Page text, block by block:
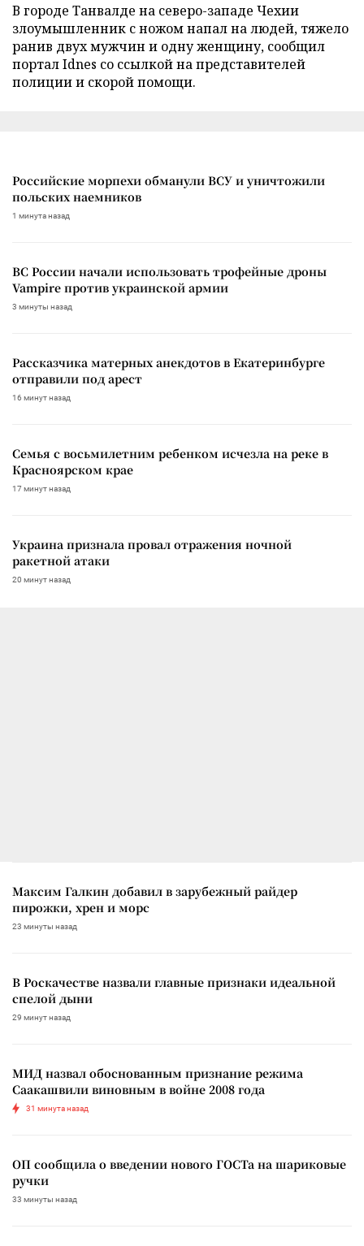
В городе Танвалде на северо-западе Чехии
злоумышленник с ножом напал на людей, тяжело
ранив двух мужчин и одну женщину, сообщил
портал Idnes со ссылкой на представителей
полиции и скорой помощи.
Российские морпехи обманули ВСУ и уничтожили
польских наемников
1 минута назад
ВС России начали использовать трофейные дроны
Vampire против украинской армии
3 минуты назад
Рассказчика матерных анекдотов в Екатеринбурге
отправили под арест
16 минут назад
Семья с восьмилетним ребенком исчезла на реке в
Красноярском крае
17 минут назад
Украина признала провал отражения ночной
ракетной атаки
20 минут назад
Максим Галкин добавил в зарубежный райдер
пирожки, хрен и морс
23 минуты назад
В Роскачестве назвали главные признаки идеальной
спелой дыни
29 минут назад
МИД назвал обоснованным признание режима
Саакашвили виновным в войне 2008 года
31 минута назад
ОП сообщила о введении нового ГОСТа на шариковые
ручки
33 минуты назад